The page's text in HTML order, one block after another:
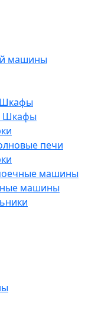
машины
Шкафы
Шкафы
печи
машины
машины